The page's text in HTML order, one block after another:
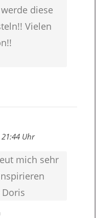
diese
Vielen
Uhr
mich sehr